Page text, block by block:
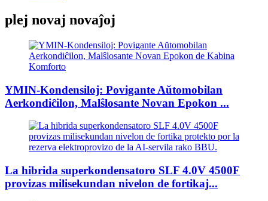
plej novaj novaĵoj
YMIN-Kondensiloj: Povigante Aŭtomobilan
Aerkondiĉilon, Malŝlosante Novan Epokon ...
La hibrida superkondensatoro SLF 4.0V 4500F
provizas milisekundan nivelon de fortikaj...